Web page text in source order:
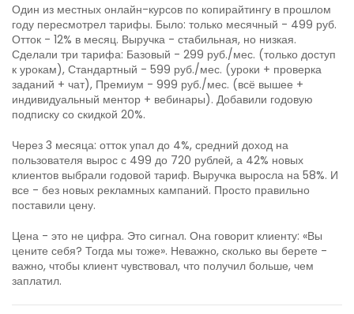
Один из местных онлайн-курсов по копирайтингу в прошлом
году пересмотрел тарифы. Было: только месячный - 499 руб.
Отток - 12% в месяц. Выручка - стабильная, но низкая.
Сделали три тарифа: Базовый - 299 руб./мес. (только доступ
к урокам), Стандартный - 599 руб./мес. (уроки + проверка
заданий + чат), Премиум - 999 руб./мес. (всё вышее +
индивидуальный ментор + вебинары). Добавили годовую
подписку со скидкой 20%.
Через 3 месяца: отток упал до 4%, средний доход на
пользователя вырос с 499 до 720 рублей, а 42% новых
клиентов выбрали годовой тариф. Выручка выросла на 58%. И
все - без новых рекламных кампаний. Просто правильно
поставили цену.
Цена - это не цифра. Это сигнал. Она говорит клиенту: «Вы
цените себя? Тогда мы тоже». Неважно, сколько вы берете -
важно, чтобы клиент чувствовал, что получил больше, чем
заплатил.